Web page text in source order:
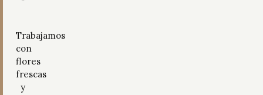
Trabajamos
con
flores
frescas
y